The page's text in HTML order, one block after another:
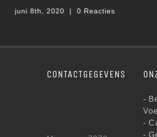
BELETTERING
CONTACTGEGEVENS
-
-
-